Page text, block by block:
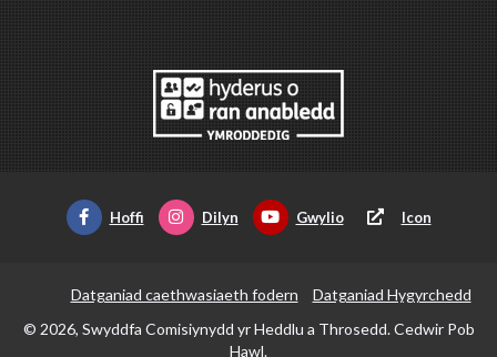
Hoffi Dilyn Gwylio Icon
Datganiad caethwasiaeth fodern
Datganiad Hygyrchedd
© 2026, Swyddfa Comisiynydd yr Heddlu a Throsedd. Cedwir Pob
Hawl.